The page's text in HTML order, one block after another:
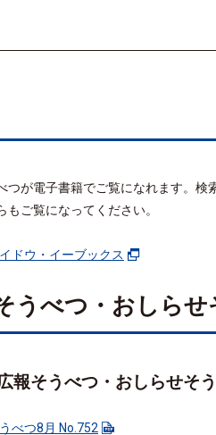
つが電子書籍でご覧になれます。検
もご覧になってください。
ドウ・イーブックス
うべつ・おしらせ
報そうべつ・おしらせそ
べつ8月 No.752